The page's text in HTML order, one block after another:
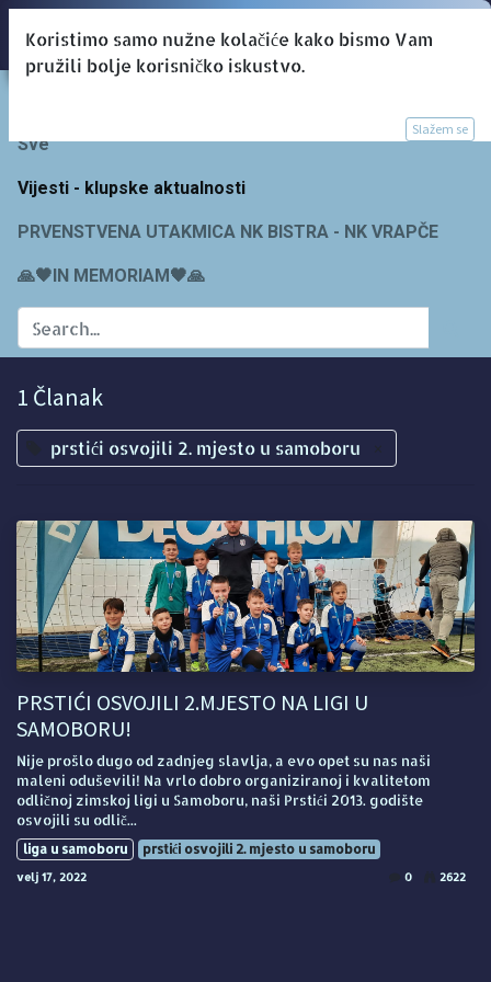
Sve
Vijesti - klupske aktualnosti
PRVENSTVENA UTAKMICA NK BISTRA - NK VRAPČE
🙏🖤IN MEMORIAM🖤🙏
1 Članak
prstići osvojili 2. mjesto u samoboru ×
PRSTIĆI OSVOJILI 2.MJESTO NA LIGI U
SAMOBORU!
Nije prošlo dugo od zadnjeg slavlja, a evo opet su nas naši
maleni oduševili! Na vrlo dobro organiziranoj i kvalitetom
odličnoj zimskoj ligi u Samoboru, naši Prstići 2013. godište
osvojili su odlič...
liga u samoboru prstići osvojili 2. mjesto u samoboru
velj 17, 2022 0 2622
Koristimo samo nužne kolačiće kako bismo Vam
pružili bolje korisničko iskustvo.
Slažem se